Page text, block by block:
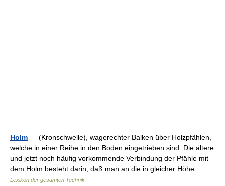
Holm — (Kronschwelle), wagerechter Balken über Holzpfählen,
welche in einer Reihe in den Boden eingetrieben sind. Die ältere
und jetzt noch häufig vorkommende Verbindung der Pfähle mit
dem Holm besteht darin, daß man an die in gleicher Höhe… …
Lexikon der gesamten Technik